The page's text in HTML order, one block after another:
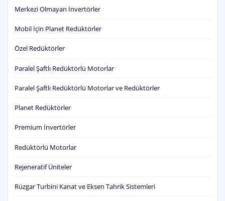
Merkezi Olmayan İnvertörler
Mobil İçin Planet Redüktörler
Özel Redüktörler
Paralel Şaftlı Redüktörlü Motorlar
Paralel Şaftlı Redüktörlü Motorlar ve Redüktörler
Planet Redüktörler
Premium İnvertörler
Redüktörlü Motorlar
Rejeneratif Üniteler
Rüzgar Turbini Kanat ve Eksen Tahrik Sistemleri